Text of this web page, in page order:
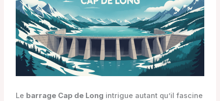
Le barrage Cap de Long intrigue autant qu’il fascine